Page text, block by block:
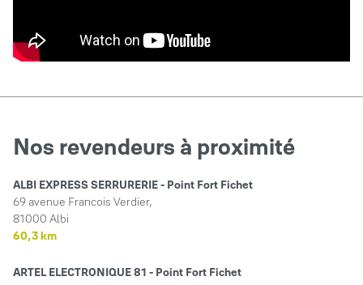
Nos revendeurs à proximité
ALBI EXPRESS SERRURERIE - Point Fort Fichet
69 avenue Francois Verdier,
81000 Albi
60,3 km
ARTEL ELECTRONIQUE 81 - Point Fort Fichet